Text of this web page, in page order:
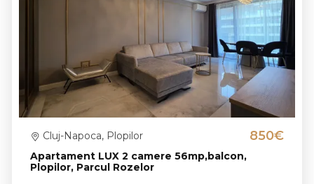
Apartament LUX 2 camere 56mp,balcon,
Plopilor, Parcul Rozelor
Cluj-Napoca, Plopilor 850€